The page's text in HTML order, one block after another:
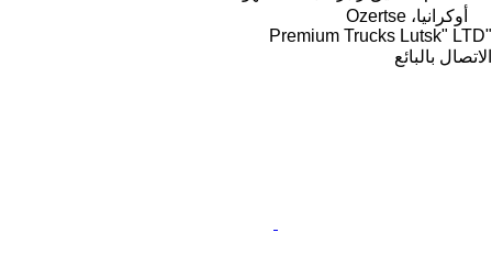
أوكرانيا، Ozertse
"Premium Trucks Lutsk" LTD
الاتصال بالبائع